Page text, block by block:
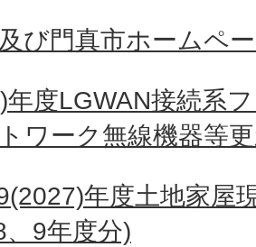
び門真市ホームペ
度LGWAN接続系
ワーク無線機器等
年度土地家屋
9年度分)